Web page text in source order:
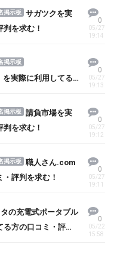
掲示板
サガツクを実
を求む！
0
05/27
19:14
掲示板
実際に利用してる
0
05/27
19:13
掲示板
請負市場を実
を求む！
0
05/27
19:12
掲示板
職人さん.com
評判を求む！
0
05/27
19:11
の充電式ポータブル
方の口コミ・評判
0
05/22
15:58